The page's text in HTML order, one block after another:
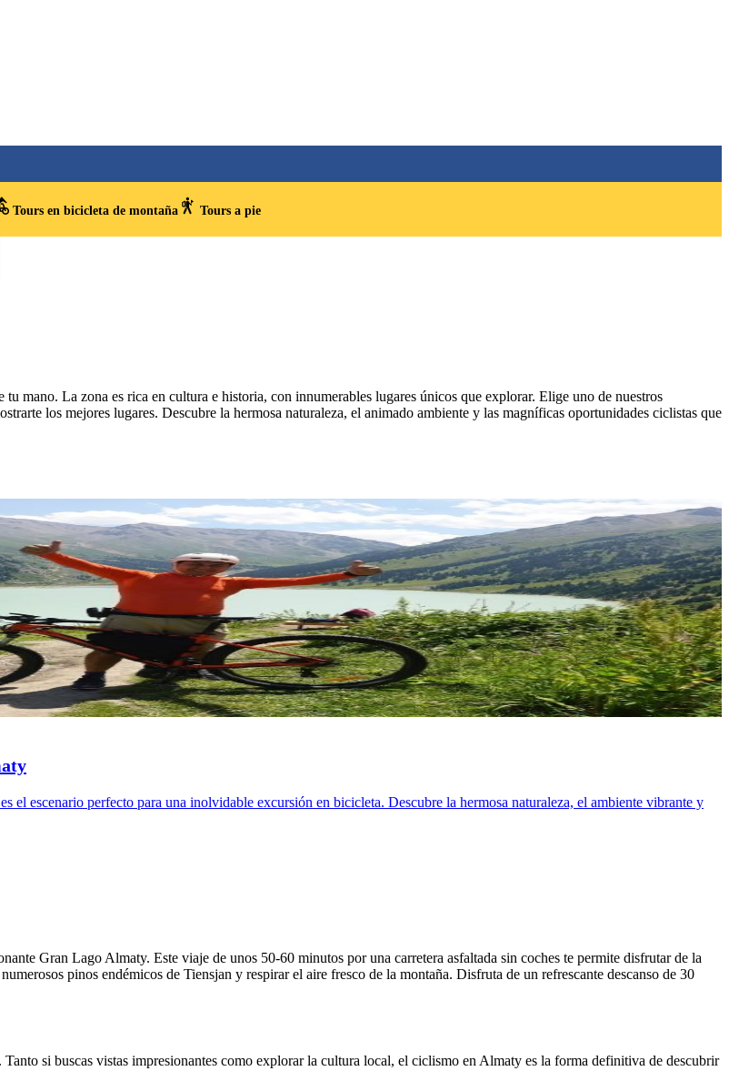
Tours en bicicleta de montaña Tours a pie
mano. La zona es rica en cultura e historia, con innumerables lugares únicos que explorar. Elige uno de nuestros
los mejores lugares. Descubre la hermosa naturaleza, el animado ambiente y las magníficas oportunidades ciclistas que
el escenario perfecto para una inolvidable excursión en bicicleta. Descubre la hermosa naturaleza, el ambiente vibrante y
Gran Lago Almaty. Este viaje de unos 50-60 minutos por una carretera asfaltada sin coches te permite disfrutar de la
pinos endémicos de Tiensjan y respirar el aire fresco de la montaña. Disfruta de un refrescante descanso de 30
si buscas vistas impresionantes como explorar la cultura local, el ciclismo en Almaty es la forma definitiva de descubrir